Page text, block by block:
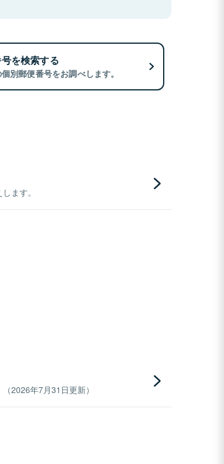
を検索する
別郵便番号をお調べします。
ます。
2026年7月31日更新）